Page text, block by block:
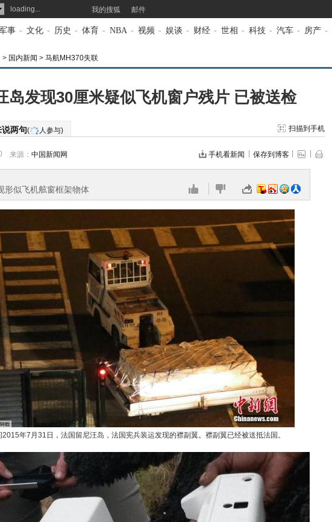
loading... 我的搜狐 邮件
事 - 文化 - 历史 - 体育 - NBA - 视频 - 娱谈 - 财经 - 世相 - 科技 - 汽车 - 房产 -
> 国内新闻 > 马航MH370失联
岛发现30厘米疑似飞机窗户残片 已被送检
说两句( 人参与) 扫描到手机
来源： 中国新闻网 手机看新闻 保存到博客
形似飞机舷窗框架物体
2015年7月31日，法国留尼汪岛，法国宪兵装运发现的襟副翼。襟副翼已经被送抵法国。